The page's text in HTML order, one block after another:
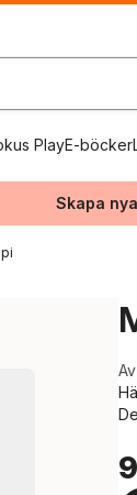
PlayE-böcker
Skapa
Av